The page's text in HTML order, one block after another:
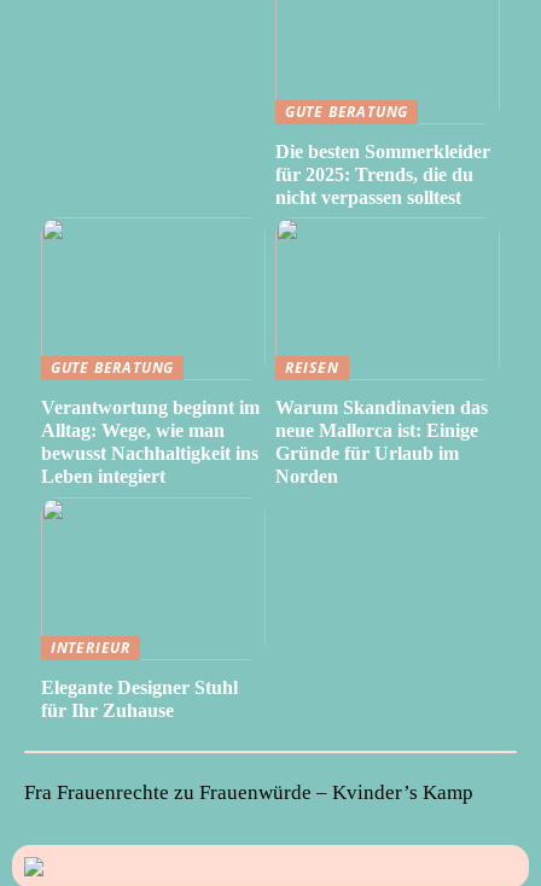
GUTE BERATUNG
Die besten Sommerkleider
für 2025: Trends, die du
nicht verpassen solltest
GUTE BERATUNG
Verantwortung beginnt im
Alltag: Wege, wie man
bewusst Nachhaltigkeit ins
Leben integiert
REISEN
Warum Skandinavien das
neue Mallorca ist: Einige
Gründe für Urlaub im
Norden
INTERIEUR
Elegante Designer Stuhl
für Ihr Zuhause
Fra Frauenrechte zu Frauenwürde – Kvinder’s Kamp